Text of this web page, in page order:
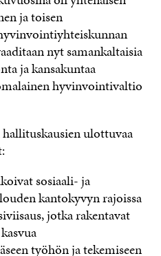
ja toisen
nyt samankaltaisia
ja kansakuntaa
hyvinvointivaltio
ulottuvaa
sosiaali- ja
kantokyvyn rajoissa
jotka rakentavat
työhön ja tekemiseen